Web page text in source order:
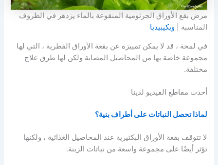
مرض بقع الأوراق الجرثومية المنقوعة بالماء يزدهر في الظروف
المناسبة | ويكيبيديا
في لمحة ، قد لا يمكن تمييزه عن بقعة الأوراق الفطرية ، التي لها
مجموعة خاصة بها من المحاصيل المصابة ولكن لها طرق علاج
مختلفة.
أحدث مقاطع الفيديو لدينا
لماذا تحصل النباتات على أطراف بنية؟
لا تتوقف بقعة الأوراق البكتيرية عند المحاصيل الغذائية ، ولكنها
تؤثر أيضًا على مجموعة واسعة من نباتات الزينة.